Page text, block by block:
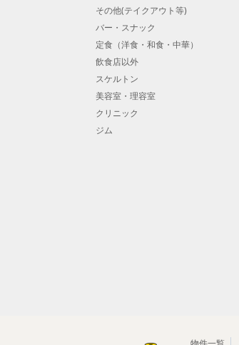
その他(テイクアウト等)
バー・スナック
定食（洋食・和食・中華）
飲食店以外
スケルトン
美容室・理容室
クリニック
ジム